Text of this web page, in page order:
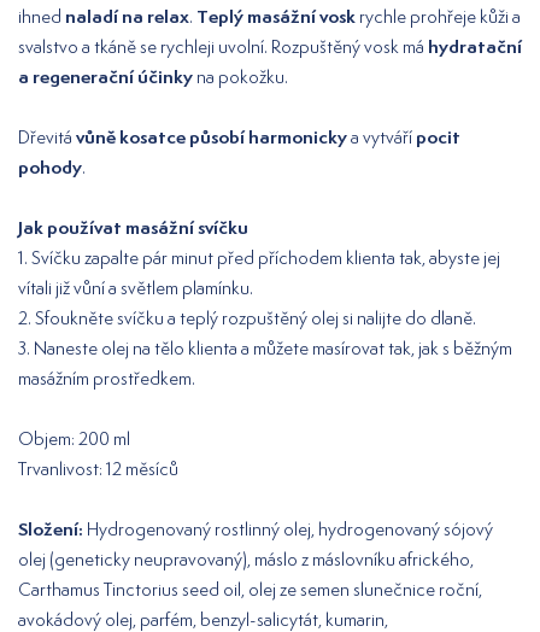
ihned naladí na relax. Teplý masážní vosk rychle prohřeje kůži a
svalstvo a tkáně se rychleji uvolní. Rozpuštěný vosk má hydratační
a regenerační účinky na pokožku.
Dřevitá vůně kosatce působí harmonickya vytváří pocit
pohody.
Jak používat masážní svíčku
1. Svíčku zapalte pár minut před příchodem klienta tak, abyste jej
vítali již vůní a světlem plamínku.
2. Sfoukněte svíčku a teplý rozpuštěný olej si nalijte do dlaně.
3. Naneste olej na tělo klienta a můžete masírovat tak, jak s běžným
masážním prostředkem.
Objem: 200 ml
Trvanlivost: 12 měsíců
Složení: Hydrogenovaný rostlinný olej, hydrogenovaný sójový
olej (geneticky neupravovaný), máslo z máslovníku afrického,
Carthamus Tinctorius seed oil, olej ze semen slunečnice roční,
avokádový olej, parfém, benzyl-salicytát, kumarin,